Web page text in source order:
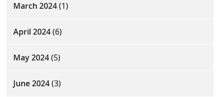
March 2024(1)
April 2024(6)
May 2024(5)
June 2024(3)